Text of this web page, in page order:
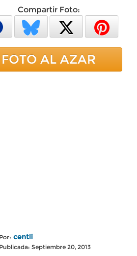
Compartir Foto:
FOTO AL AZAR
Por: centli
Publicada: Septiembre 20, 2013